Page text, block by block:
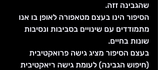
שהגבינה זזה.
הסיפור הינו בעצם מטאפורה לאופן בו אנו
מתמודדים עם שינויים בסביבות ונסיבות
שונות בחיים.
בעצם הסיפור מציג גישה פרואקטיבית
(חיפוש הגבינה) לעומת גישה ריאקטיבית